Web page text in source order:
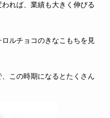
れば、業績も大きく伸びる
ルチョコのきなこもちを見
この時期になるとたくさん